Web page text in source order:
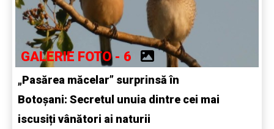
GALERIE FOTO - 6
„Pasărea măcelar” surprinsă în
Botoșani: Secretul unuia dintre cei mai
iscusiți vânători ai naturii